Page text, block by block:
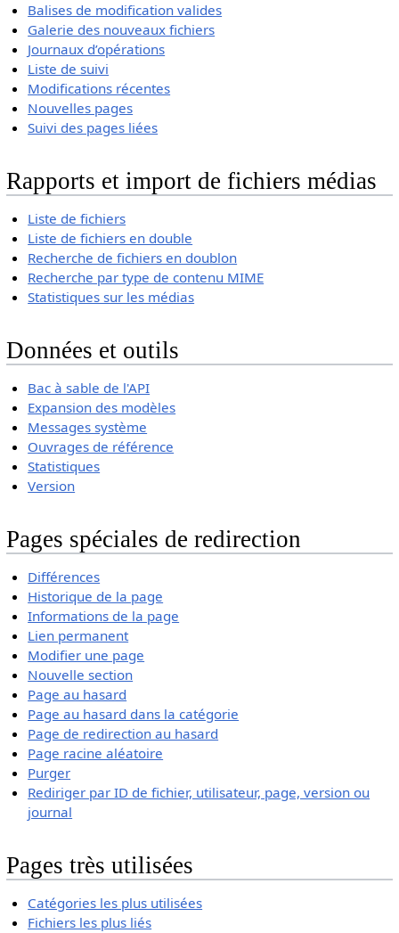
Balises de modification valides
Galerie des nouveaux fichiers
Journaux d’opérations
Liste de suivi
Modifications récentes
Nouvelles pages
Suivi des pages liées
Rapports et import de fichiers médias
Liste de fichiers
Liste de fichiers en double
Recherche de fichiers en doublon
Recherche par type de contenu MIME
Statistiques sur les médias
Données et outils
Bac à sable de l'API
Expansion des modèles
Messages système
Ouvrages de référence
Statistiques
Version
Pages spéciales de redirection
Différences
Historique de la page
Informations de la page
Lien permanent
Modifier une page
Nouvelle section
Page au hasard
Page au hasard dans la catégorie
Page de redirection au hasard
Page racine aléatoire
Purger
Rediriger par ID de fichier, utilisateur, page, version ou
journal
Pages très utilisées
Catégories les plus utilisées
Fichiers les plus liés